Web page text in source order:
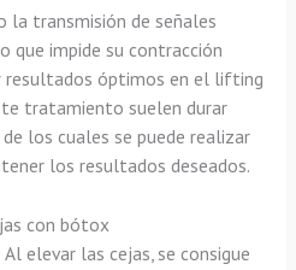
la transmisión de señales
que impide su contracción
resultados óptimos en el lifting
tratamiento suelen durar
los cuales se puede realizar
los resultados deseados.
con bótox
Al elevar las cejas, se consigue